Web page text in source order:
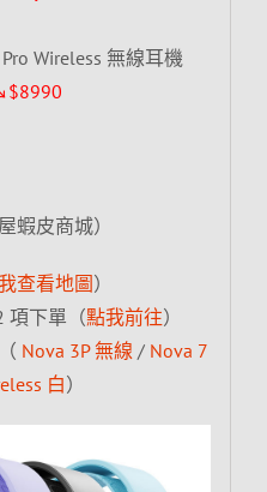
Wireless 無線耳機
蝦皮商城）
查看地圖）
項下單（點我前往）
Nova 3P 無線 / Nova 7
白）